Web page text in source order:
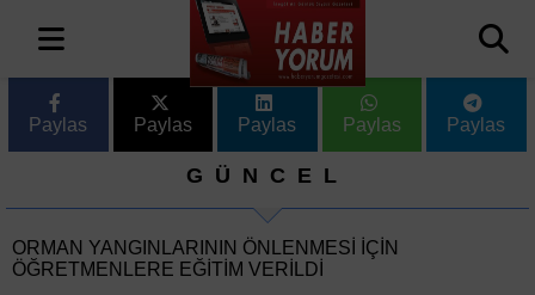
Paylas Paylas Paylas Paylas Paylas
GÜNCEL
ORMAN YANGINLARININ ÖNLENMESI IÇIN
ÖĞRETMENLERE EĞITIM VERILDI